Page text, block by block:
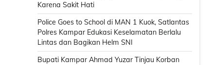
Karena Sakit Hati
Police Goes to School di MAN 1 Kuok, Satlantas
Polres Kampar Edukasi Keselamatan Berlalu
Lintas dan Bagikan Helm SNI
Bupati Kampar Ahmad Yuzar Tinjau Korban